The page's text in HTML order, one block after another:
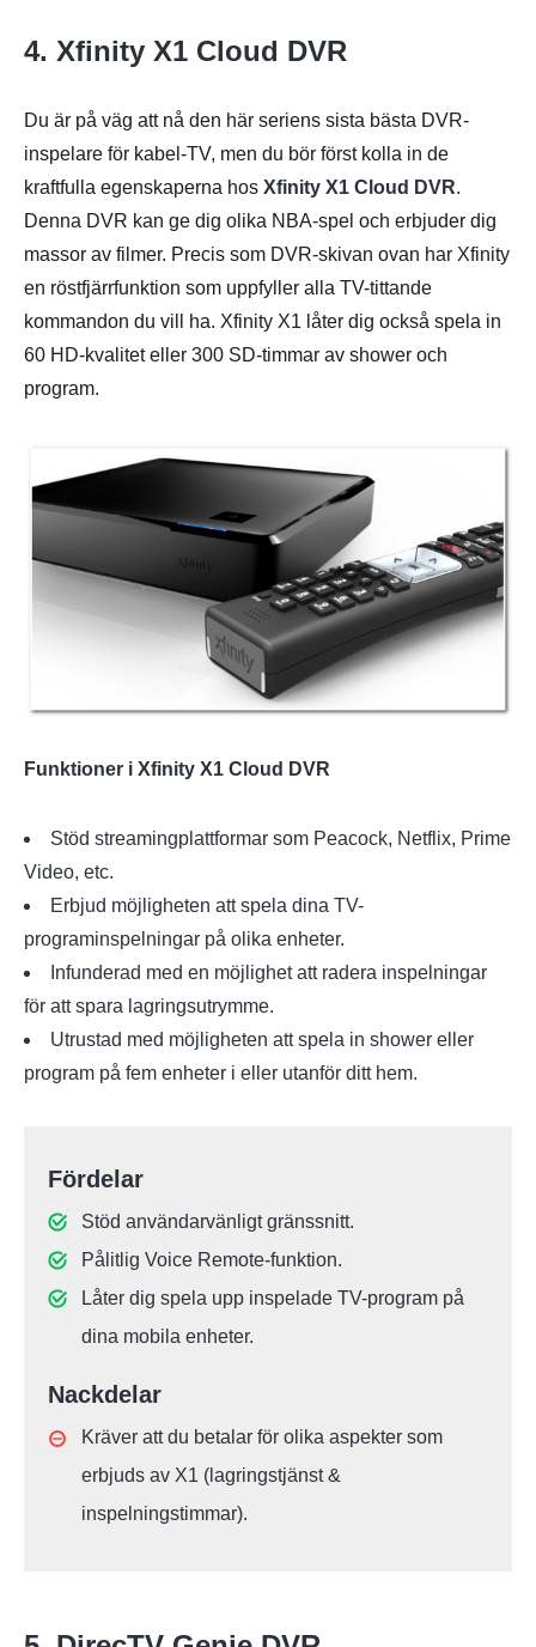
4. Xfinity X1 Cloud DVR
Du är på väg att nå den här seriens sista bästa DVR-
inspelare för kabel-TV, men du bör först kolla in de
kraftfulla egenskaperna hos Xfinity X1 Cloud DVR.
Denna DVR kan ge dig olika NBA-spel och erbjuder dig
massor av filmer. Precis som DVR-skivan ovan har Xfinity
en röstfjärrfunktion som uppfyller alla TV-tittande
kommandon du vill ha. Xfinity X1 låter dig också spela in
60 HD-kvalitet eller 300 SD-timmar av shower och
program.
Funktioner i Xfinity X1 Cloud DVR
Stöd streamingplattformar som Peacock, Netflix, Prime
Video, etc.
Erbjud möjligheten att spela dina TV-
programinspelningar på olika enheter.
Infunderad med en möjlighet att radera inspelningar
för att spara lagringsutrymme.
Utrustad med möjligheten att spela in shower eller
program på fem enheter i eller utanför ditt hem.
Fördelar
Stöd användarvänligt gränssnitt.
Pålitlig Voice Remote-funktion.
Låter dig spela upp inspelade TV-program på
dina mobila enheter.
Nackdelar
Kräver att du betalar för olika aspekter som
erbjuds av X1 (lagringstjänst &
inspelningstimmar).